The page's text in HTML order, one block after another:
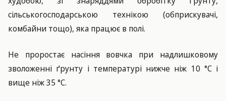
сільськогосподарською технікою (обприскувачі,
комбайни тощо), яка працює в полі.
Не проростає насіння вовчка при надлишковому
зволоженні ґрунту і температурі нижче ніж 10 °С і
вище ніж 35 °С.